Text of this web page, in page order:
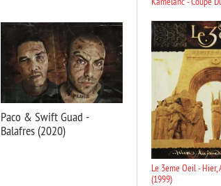
Paco & Swift Guad -
Balafres (2020)
Le 3eme Oeil -
(1999)